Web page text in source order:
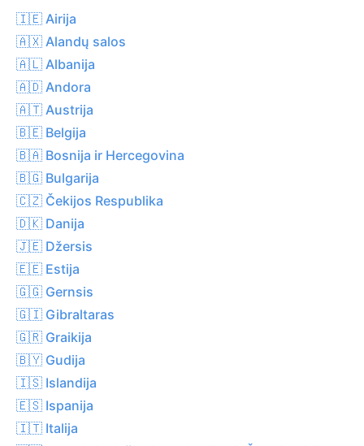
🇮🇪 Airija
🇦🇽 Alandų salos
🇦🇱 Albanija
🇦🇩 Andora
🇦🇹 Austrija
🇧🇪 Belgija
🇧🇦 Bosnija ir Hercegovina
🇧🇬 Bulgarija
🇨🇿 Čekijos Respublika
🇩🇰 Danija
🇯🇪 Džersis
🇪🇪 Estija
🇬🇬 Gernsis
🇬🇮 Gibraltaras
🇬🇷 Graikija
🇧🇾 Gudija
🇮🇸 Islandija
🇪🇸 Ispanija
🇮🇹 Italija